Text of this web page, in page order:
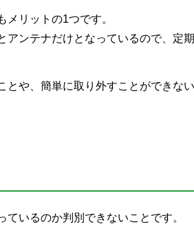
リットの1つです。
アンテナだけとなっているので、定
や、簡単に取り外すことができな
いるのか判別できないことです。